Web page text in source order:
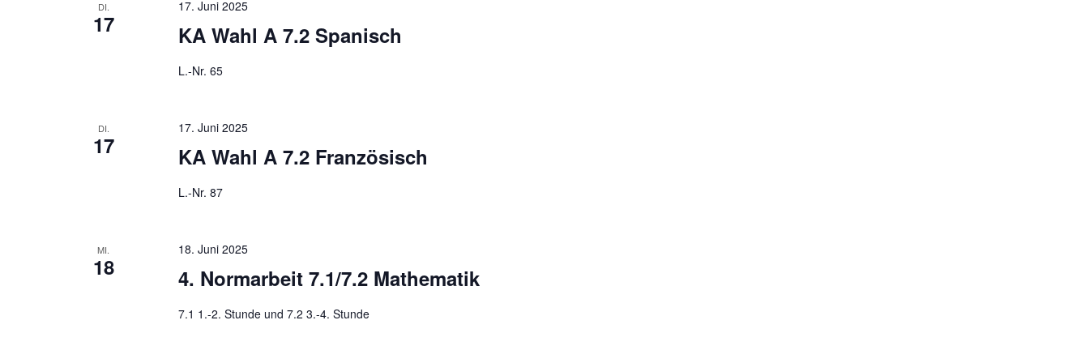
DI.
17
17. Juni 2025
KA Wahl A 7.2 Spanisch
L.-Nr. 65
DI.
17
17. Juni 2025
KA Wahl A 7.2 Französisch
L.-Nr. 87
MI.
18
18. Juni 2025
4. Normarbeit 7.1/7.2 Mathematik
7.1 1.-2. Stunde und 7.2 3.-4. Stunde